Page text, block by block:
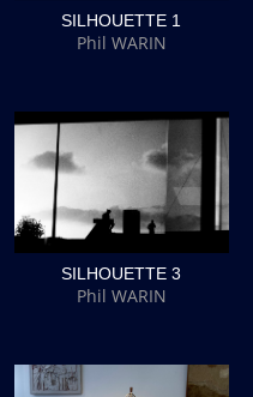
SILHOUETTE 1
Phil WARIN
SILHOUETTE 3
Phil WARIN